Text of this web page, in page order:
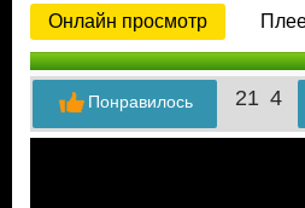
Онлайн просмотр
21 4
Понравилось